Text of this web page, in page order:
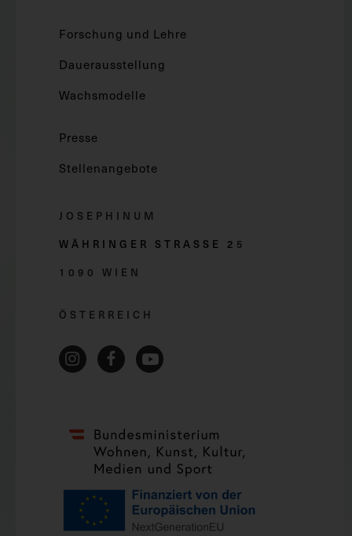
Forschung und Lehre
Dauerausstellung
Wachsmodelle
Presse
Stellenangebote
JOSEPHINUM
WÄHRINGER STRASSE 2 5
1090 WIEN
ÖSTERREICH